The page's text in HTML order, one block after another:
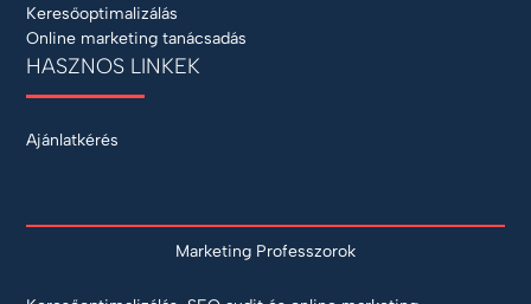
Keresőoptimalizálás
Online marketing tanácsadás
HASZNOS LINKEK
Ajánlatkérés
Marketing Professzorok